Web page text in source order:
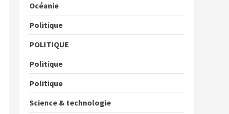
Océanie
Politique
POLITIQUE
Politique
Politique
Science & technologie